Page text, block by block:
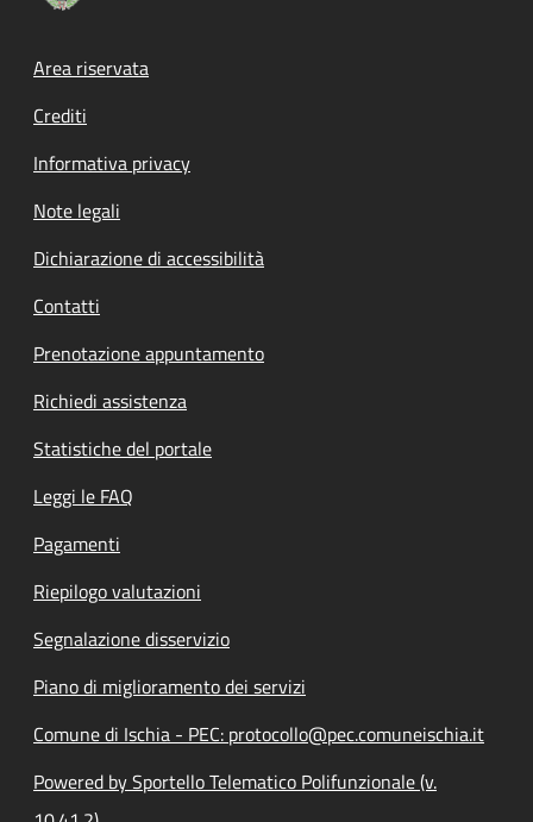
Footer menu
Area riservata
Crediti
Informativa privacy
Note legali
Dichiarazione di accessibilità
Contatti
Prenotazione appuntamento
Richiedi assistenza
Statistiche del portale
Leggi le FAQ
Pagamenti
Riepilogo valutazioni
Segnalazione disservizio
Piano di miglioramento dei servizi
Comune di Ischia - PEC: protocollo@pec.comuneischia.it
Powered by Sportello Telematico Polifunzionale (v.